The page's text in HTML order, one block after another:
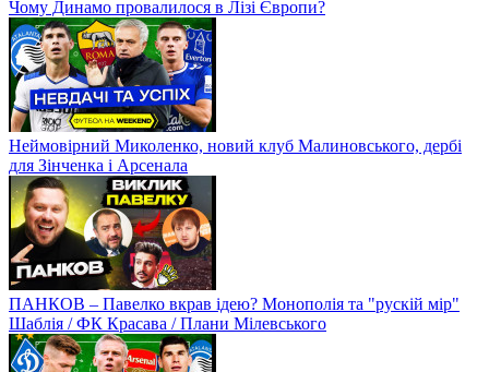
Чому Динамо провалилося в Лізі Європи?
Неймовірний Миколенко, новий клуб Малиновського, дербі
для Зінченка і Арсенала
ПАНКОВ – Павелко вкрав ідею? Монополія та "рускій мір"
Шаблія / ФК Красава / Плани Мілевського